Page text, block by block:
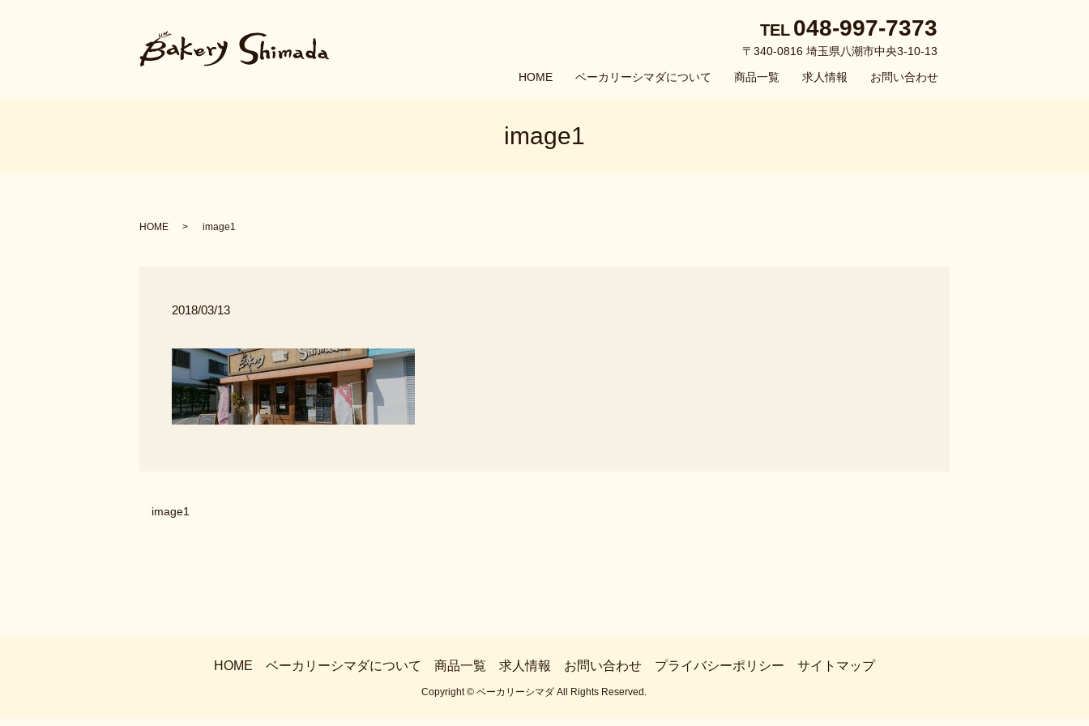
TEL 048-997-7373
〒340-0816 埼玉県八潮市中央3-10-13
HOME
ベーカリーシマダについて 商品一覧 求人情報 お問い合わせ
image1
HOME image1
2018/03/13
image1
HOME ベーカリーシマダについて 商品一覧 求人情報 お問い合わせ プライバシーポリシー サイトマップ
Copyright © ベーカリーシマダ All Rights Reserved.